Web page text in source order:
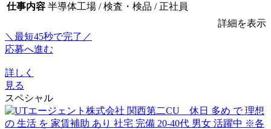
仕事内容 半導体工場 / 検査・検品 / 正社員
詳細を表示
＼最短45秒で完了／
応募へ進む
詳しく
見る
スペシャル